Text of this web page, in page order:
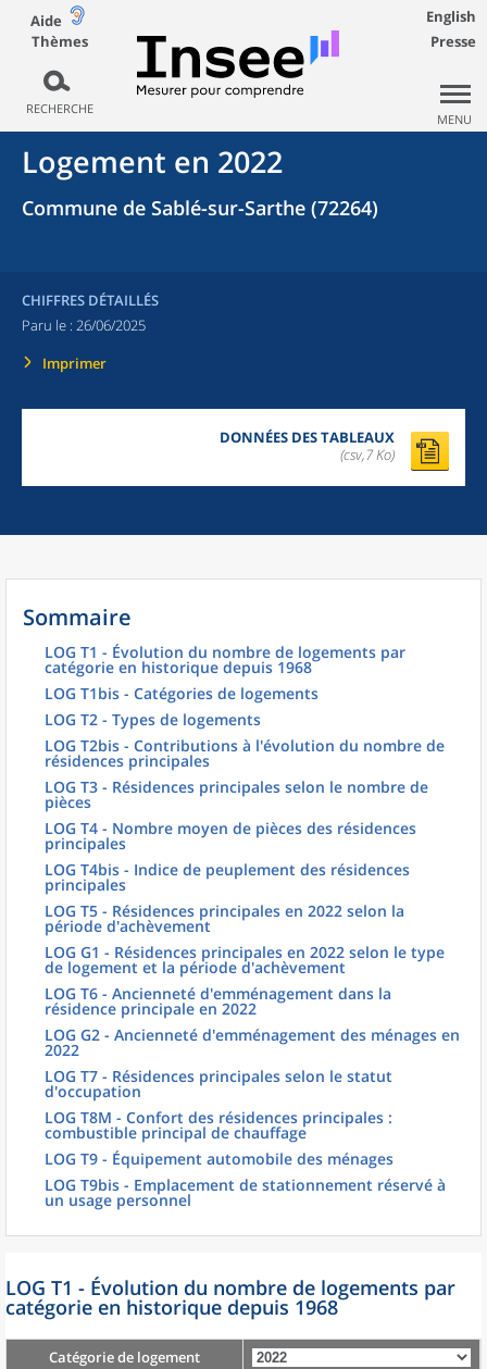
Aide
Thèmes
RECHERCHE
English
Presse
MENU
Logement en 2022
Commune de Sablé-sur-Sarthe (72264)
CHIFFRES DÉTAILLÉS
Paru le : 26/06/2025
Imprimer
DONNÉES DES TABLEAUX
(csv,7 Ko)
Sommaire
LOG T1 - Évolution du nombre de logements par
catégorie en historique depuis 1968
LOG T1bis - Catégories de logements
LOG T2 - Types de logements
LOG T2bis - Contributions à l'évolution du nombre de
résidences principales
LOG T3 - Résidences principales selon le nombre de
pièces
LOG T4 - Nombre moyen de pièces des résidences
principales
LOG T4bis - Indice de peuplement des résidences
principales
LOG T5 - Résidences principales en 2022 selon la
période d'achèvement
LOG G1 - Résidences principales en 2022 selon le type
de logement et la période d'achèvement
LOG T6 - Ancienneté d'emménagement dans la
résidence principale en 2022
LOG G2 - Ancienneté d'emménagement des ménages en
2022
LOG T7 - Résidences principales selon le statut
d'occupation
LOG T8M - Confort des résidences principales :
combustible principal de chauffage
LOG T9 - Équipement automobile des ménages
LOG T9bis - Emplacement de stationnement réservé à
un usage personnel
LOG T1 - Évolution du nombre de logements par
catégorie en historique depuis 1968
Catégorie de logement